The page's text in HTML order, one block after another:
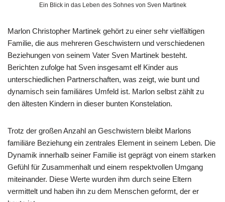
Ein Blick in das Leben des Sohnes von Sven Martinek
Marlon Christopher Martinek gehört zu einer sehr vielfältigen
Familie, die aus mehreren Geschwistern und verschiedenen
Beziehungen von seinem Vater Sven Martinek besteht.
Berichten zufolge hat Sven insgesamt elf Kinder aus
unterschiedlichen Partnerschaften, was zeigt, wie bunt und
dynamisch sein familiäres Umfeld ist. Marlon selbst zählt zu
den ältesten Kindern in dieser bunten Konstelation.
Trotz der großen Anzahl an Geschwistern bleibt Marlons
familiäre Beziehung ein zentrales Element in seinem Leben. Die
Dynamik innerhalb seiner Familie ist geprägt von einem starken
Gefühl für Zusammenhalt und einem respektvollen Umgang
miteinander. Diese Werte wurden ihm durch seine Eltern
vermittelt und haben ihn zu dem Menschen geformt, der er